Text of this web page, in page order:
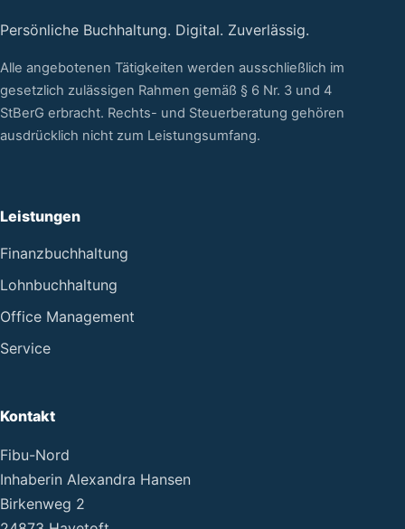
Persönliche Buchhaltung. Digital. Zuverlässig.
Alle angebotenen Tätigkeiten werden ausschließlich im
gesetzlich zulässigen Rahmen gemäß § 6 Nr. 3 und 4
StBerG erbracht. Rechts- und Steuerberatung gehören
ausdrücklich nicht zum Leistungsumfang.
Leistungen
Finanzbuchhaltung
Lohnbuchhaltung
Office Management
Service
Kontakt
Fibu-Nord
Inhaberin Alexandra Hansen
Birkenweg 2